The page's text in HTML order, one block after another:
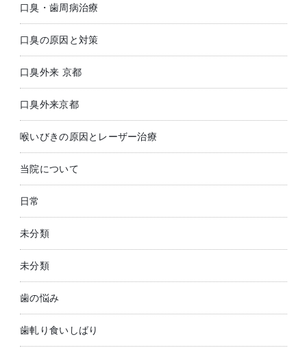
口臭・歯周病治療
口臭の原因と対策
口臭外来 京都
口臭外来京都
喉いびきの原因とレーザー治療
当院について
日常
未分類
未分類
歯の悩み
歯軋り食いしばり